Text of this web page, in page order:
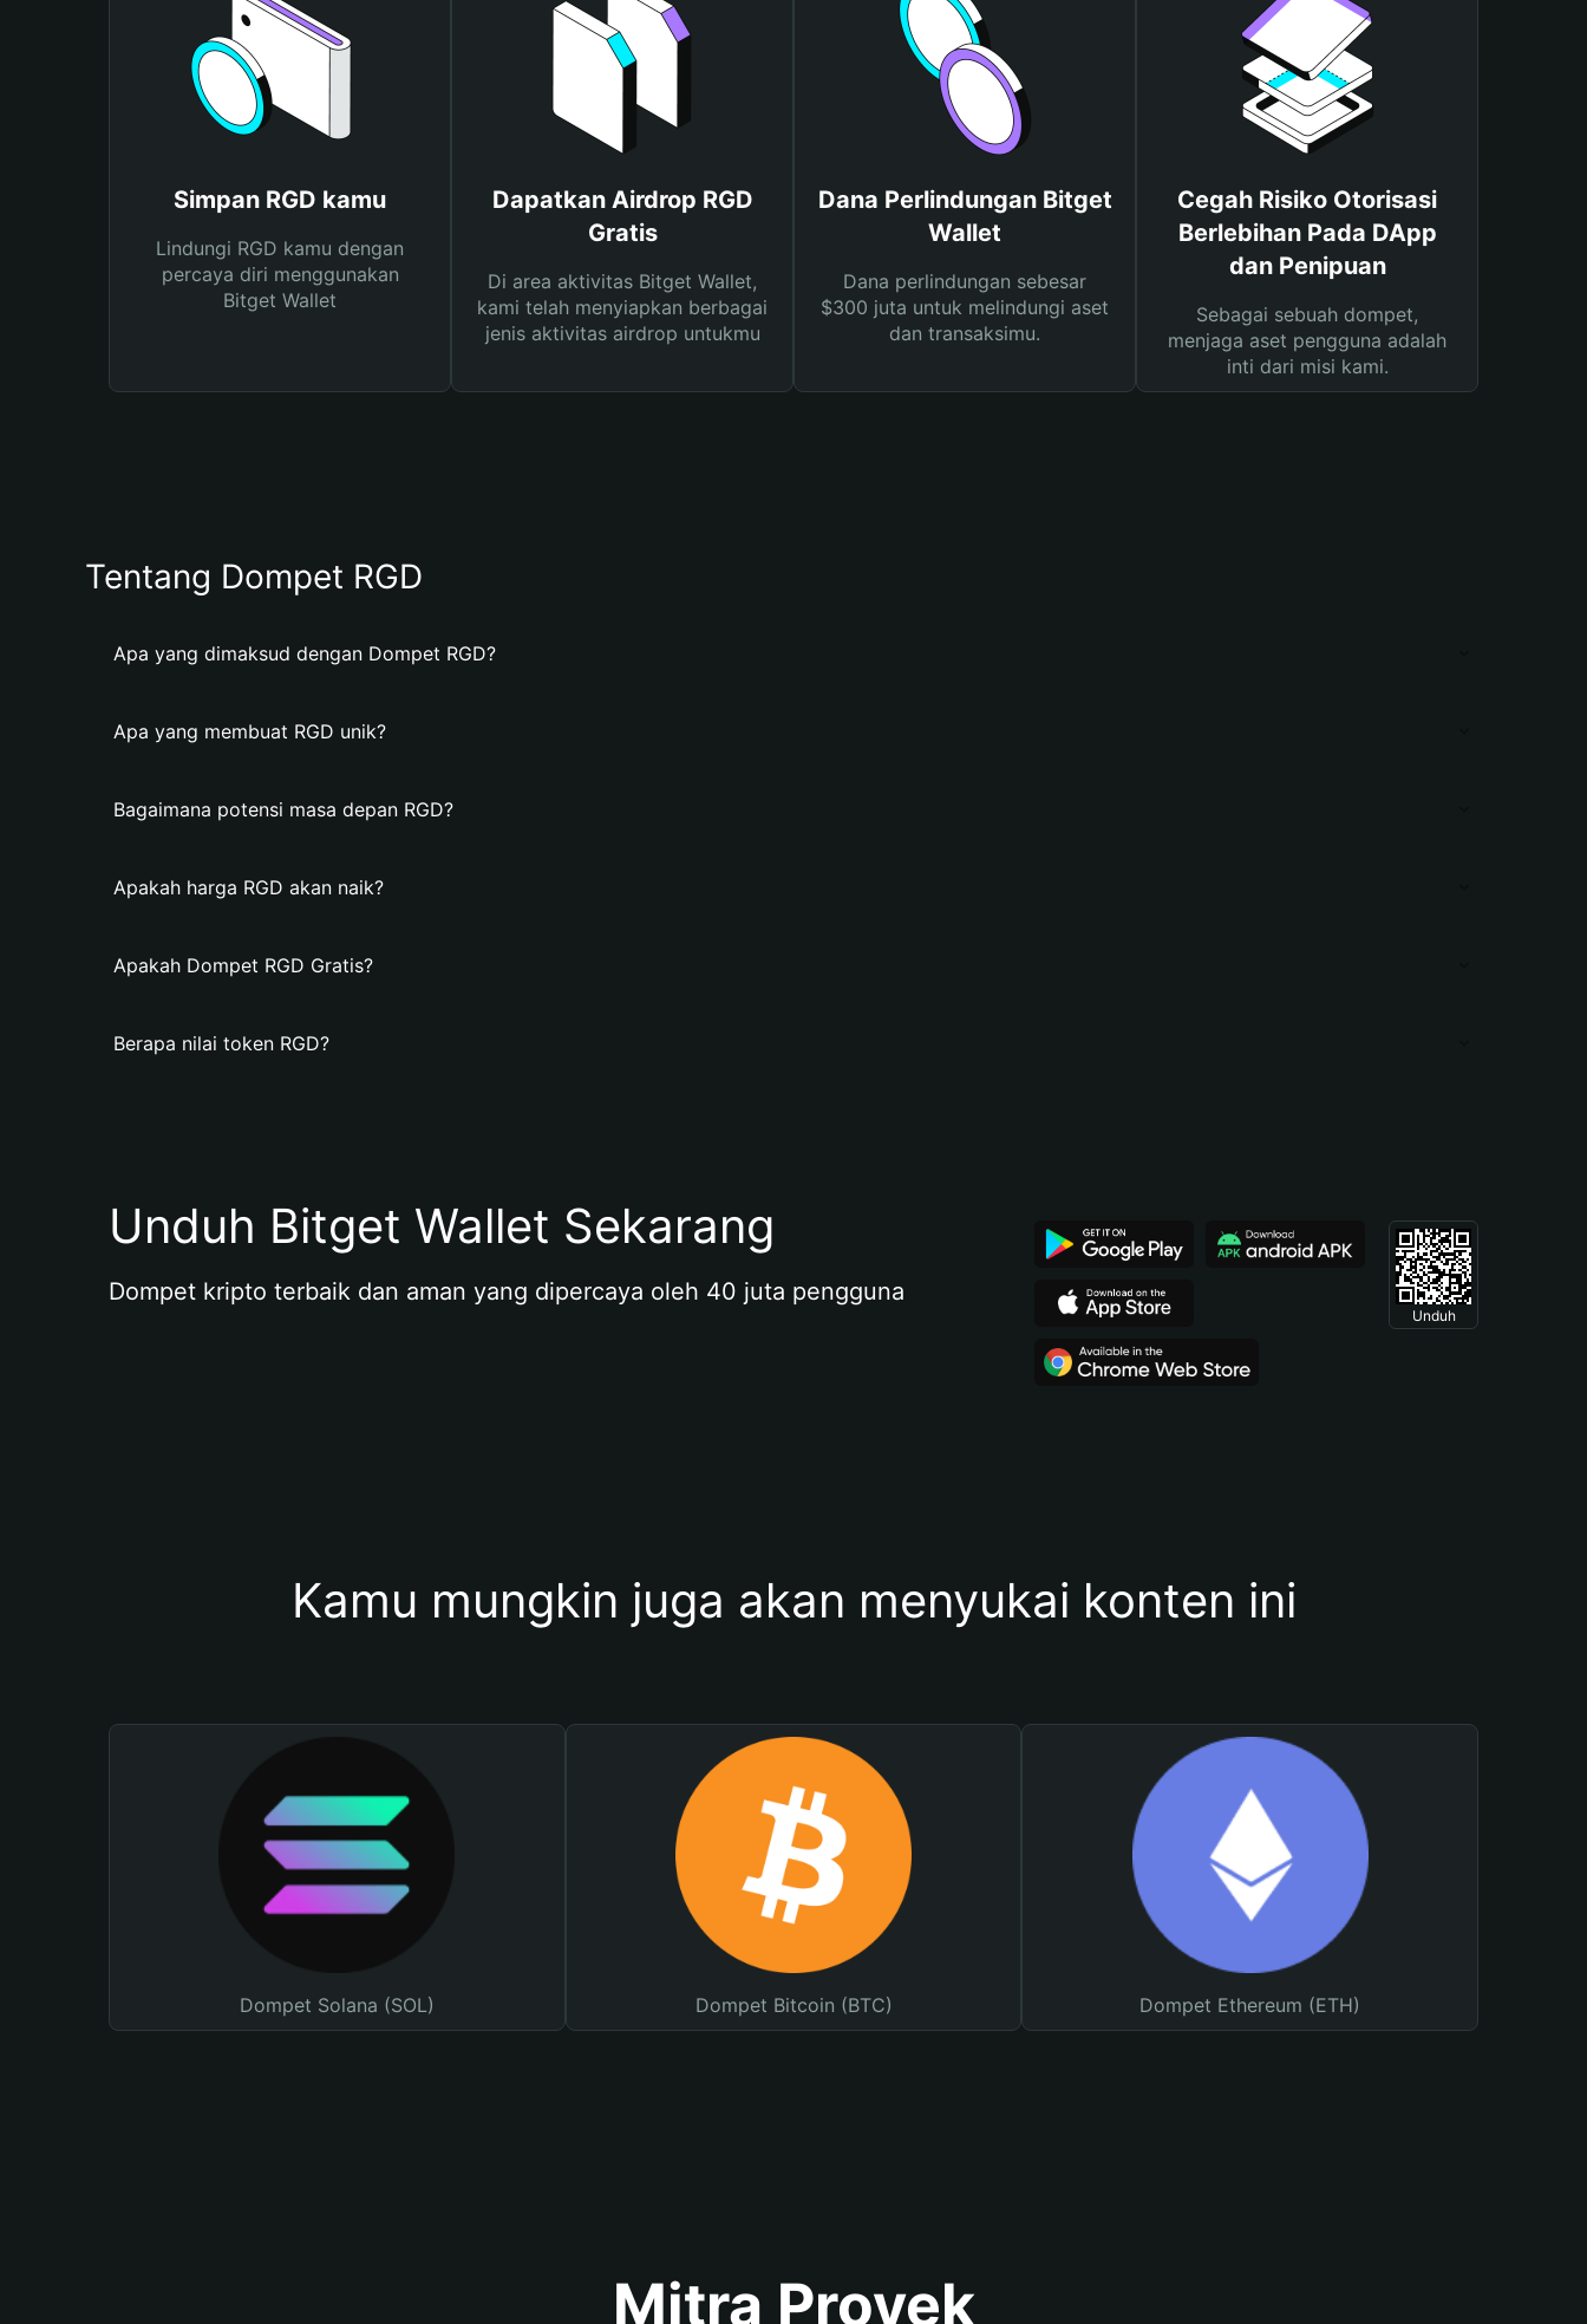
Simpan RGD kamu
Lindungi RGD kamu dengan
percaya diri menggunakan
Bitget Wallet
Dapatkan Airdrop RGD
Gratis
Di area aktivitas Bitget Wallet,
kami telah menyiapkan berbagai
jenis aktivitas airdrop untukmu
Dana Perlindungan Bitget
Wallet
Dana perlindungan sebesar
$300 juta untuk melindungi aset
dan transaksimu.
Cegah Risiko Otorisasi
Berlebihan Pada DApp
dan Penipuan
Sebagai sebuah dompet,
menjaga aset pengguna adalah
inti dari misi kami.
Tentang Dompet RGD
Apa yang dimaksud dengan Dompet RGD?
Apa yang membuat RGD unik?
Bagaimana potensi masa depan RGD?
Apakah harga RGD akan naik?
Apakah Dompet RGD Gratis?
Berapa nilai token RGD?
Unduh Bitget Wallet Sekarang
Dompet kripto terbaik dan aman yang dipercaya oleh 40 juta pengguna
Unduh
Kamu mungkin juga akan menyukai konten ini
Dompet Solana (SOL) Dompet Bitcoin (BTC) Dompet Ethereum (ETH)
Mitra Proyek